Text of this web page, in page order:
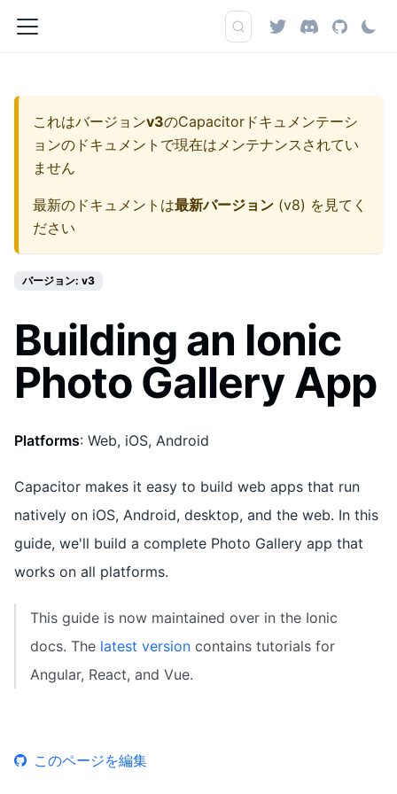
これはバージョンv3のCapacitorドキュメンテーシ
ョンのドキュメントで現在はメンテナンスされてい
ません
最新のドキュメントは最新バージョン (v8) を見てく
ださい
バージョン: v3
Building an Ionic
Photo Gallery App
Platforms: Web, iOS, Android
Capacitor makes it easy to build web apps that run
natively on iOS, Android, desktop, and the web. In this
guide, we'll build a complete Photo Gallery app that
works on all platforms.
This guide is now maintained over in the Ionic
docs. The latest version contains tutorials for
Angular, React, and Vue.
このページを編集